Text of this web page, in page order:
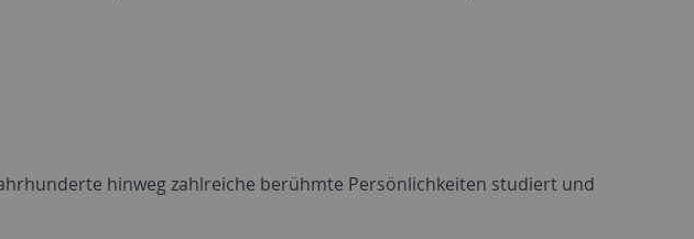
hinweg zahlreiche berühmte Persönlichkeiten studiert und